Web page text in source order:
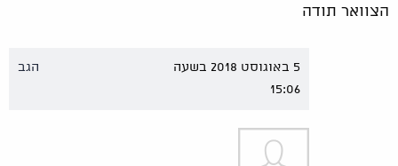
הצוואר תודה
5 באוגוסט 2018 בשעה
15:06
הגב